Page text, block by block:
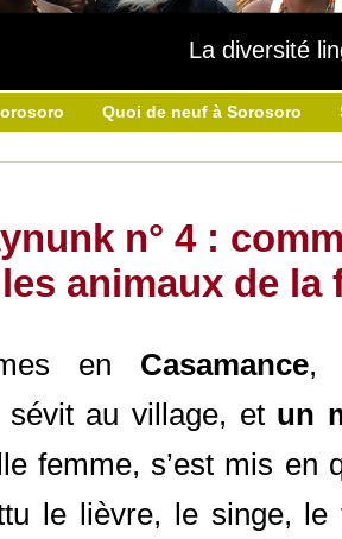
La diversité
Quoi de neuf à Sorosoro
n° 4 :
animaux de la
en Casamance,
sévit au village, et un
femme, s’est mis
le lièvre, le singe,